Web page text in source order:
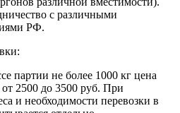
с различными
РФ.
партии не более 1000 кг цена
2500 до 3500 руб. При
и необходимости перевозки в